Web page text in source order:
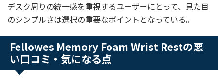
デスク周りの統一感を重視するユーザーにとって、見た目
のシンプルさは選択の重要なポイントとなっている。
Fellowes Memory Foam Wrist Restの悪
い口コミ・気になる点